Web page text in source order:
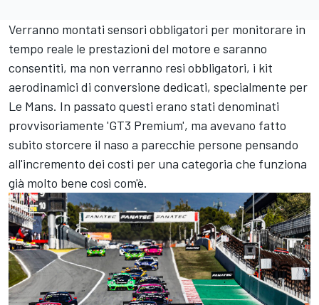
Verranno montati sensori obbligatori per monitorare in
tempo reale le prestazioni del motore e saranno
consentiti, ma non verranno resi obbligatori, i kit
aerodinamici di conversione dedicati, specialmente per
Le Mans. In passato questi erano stati denominati
provvisoriamente 'GT3 Premium', ma avevano fatto
subito storcere il naso a parecchie persone pensando
all'incremento dei costi per una categoria che funziona
già molto bene così com'è.